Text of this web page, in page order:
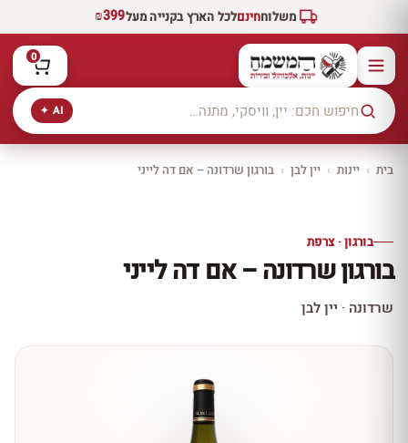
משלוחחינםלכל הארץ בקנייה מעל₪399
AI ✦
0
בית › יינות › יין לבן › בורגון שרדונה – אם דה לייני
10% הנחה
עכשיו ב-10% הנחה
בורגון · צרפת
בורגון שרדונה – אם דה לייני
שרדונה · יין לבן